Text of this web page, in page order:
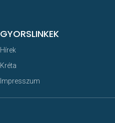
GYORSLINKEK
Hírek
Kréta
Impresszum